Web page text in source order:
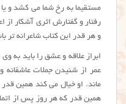
مستقیما به رخ شما می کشد و
رفتار و گفتارش اثری آشکار
و هر قدر این کتاب شاعرانه تر
ابراز علاقه و عشق را باید به
عمر از شنیدن جملات عاشقانه
ماند. او خیال می کند همین
همین قدر که هر روز پس از